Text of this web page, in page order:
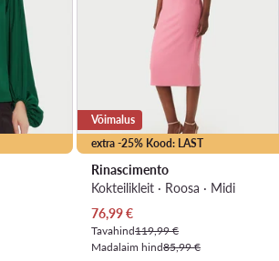
extra -25% Kood: LAST
Võimalus
Rinascimento
Kokteilikleit · Roosa · Midi
Praegune hind
76,99€
Tavahind119,99 €
Madalaim hind85,99 €